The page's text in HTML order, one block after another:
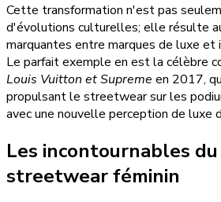
Cette transformation n'est pas
d'évolutions culturelles; elle résulte
marquantes entre marques de luxe et
Le parfait exemple en est la célèbre
Louis Vuitton et Supreme en 2017,
propulsant le streetwear sur les
avec une nouvelle perception de luxe
Les incontournables
streetwear féminin